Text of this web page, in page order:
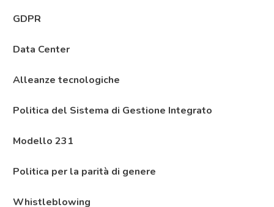
GDPR
Data Center
Alleanze tecnologiche
Politica del Sistema di Gestione Integrato
Modello 231
Politica per la parità di genere
Whistleblowing